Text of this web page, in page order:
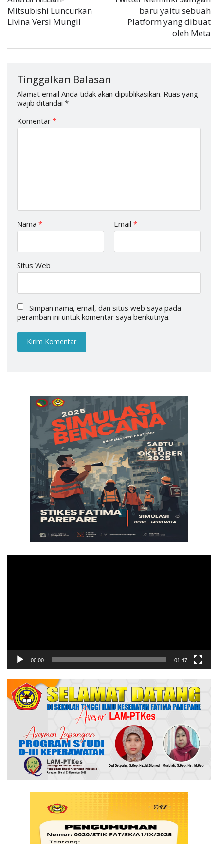
Mitsubishi Luncurkan
Livina Versi Mungil
baru yaitu sebuah
Platform yang dibuat
oleh Meta
Tinggalkan Balasan
Alamat email Anda tidak akan dipublikasikan. Ruas yang
wajib ditandai *
Komentar *
Nama * Email *
Situs Web
Simpan nama, email, dan situs web saya pada
peramban ini untuk komentar saya berikutnya.
00:00 01:47